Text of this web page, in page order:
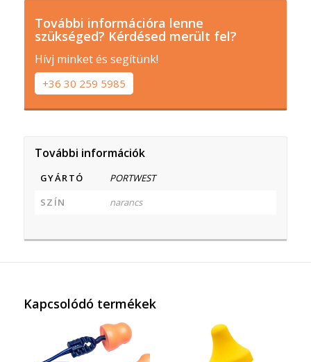
További információra lenne
szükséged? Kérdésed merült fel?
Hívj minket és segítünk!
+36 30 259 5985
További információk
GYÁRTÓ
PORTWEST
SZÍN
narancs
Kapcsolódó termékek